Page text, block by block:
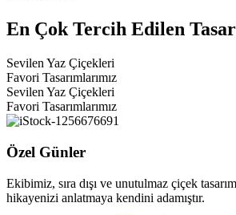
En Çok Tercih Edilen
Sevilen Yaz Çiçekleri
Favori Tasarımlarımız
Sevilen Yaz Çiçekleri
Favori Tasarımlarımız
Özel Günler
Ekibimiz, sıra dışı ve unutulmaz çiçek
hikayenizi anlatmaya kendini adamıştır.